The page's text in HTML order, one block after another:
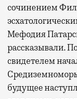
сочинением
Мефодия
рассказывали.
свидетелем
будущее